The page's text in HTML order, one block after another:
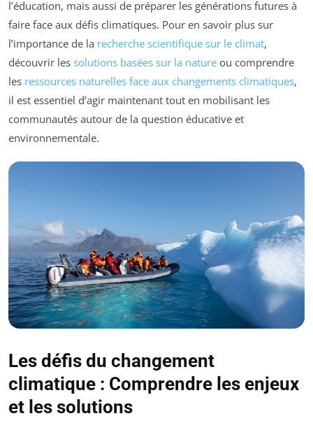
l’éducation, mais aussi de préparer les générations futures à
faire face aux défis climatiques. Pour en savoir plus sur
l’importance de la recherche scientifique sur le climat,
découvrir les solutions basées sur la nature ou comprendre
les ressources naturelles face aux changements climatiques,
il est essentiel d’agir maintenant tout en mobilisant les
communautés autour de la question éducative et
environnementale.
Les défis du changement
climatique : Comprendre les enjeux
et les solutions